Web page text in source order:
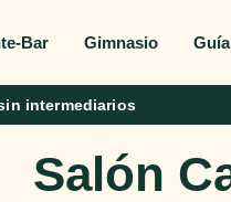
Bar Gimnasio
intermediarios
Salón